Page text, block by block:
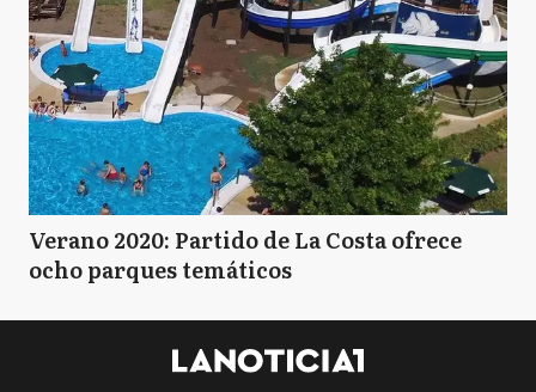
Verano 2020: Partido de La Costa ofrece
ocho parques temáticos